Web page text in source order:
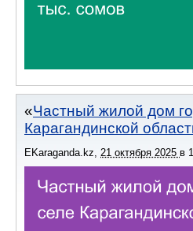
Частный жилой дом
Карагандинской
EKaraganda.kz, 21 октября 2025 в